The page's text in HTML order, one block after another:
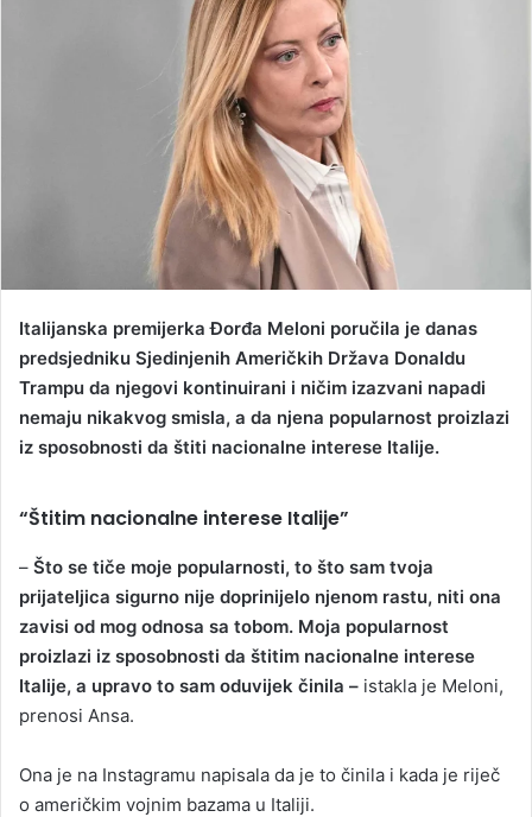
Italijanska premijerka Đorđa Meloni poručila je danas
predsjedniku Sjedinjenih Američkih Država Donaldu
Trampu da njegovi kontinuirani i ničim izazvani napadi
nemaju nikakvog smisla, a da njena popularnost proizlazi
iz sposobnosti da štiti nacionalne interese Italije.
“Štitim nacionalne interese Italije”
– Što se tiče moje popularnosti, to što sam tvoja
prijateljica sigurno nije doprinijelo njenom rastu, niti ona
zavisi od mog odnosa sa tobom. Moja popularnost
proizlazi iz sposobnosti da štitim nacionalne interese
Italije, a upravo to sam oduvijek činila – istakla je Meloni,
prenosi Ansa.
Ona je na Instagramu napisala da je to činila i kada je riječ
o američkim vojnim bazama u Italiji.